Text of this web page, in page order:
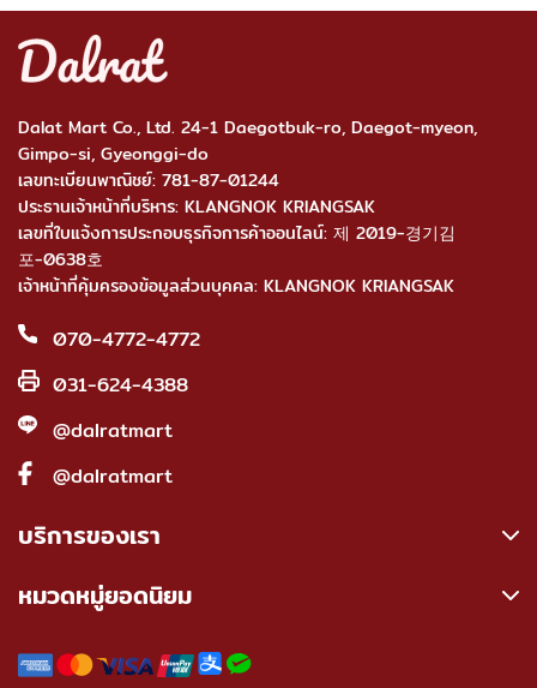
Dalat Mart Co., Ltd. 24-1 Daegotbuk-ro, Daegot-myeon,
Gimpo-si, Gyeonggi-do
เลขทะเบียนพาณิชย์: 781-87-01244
ประธานเจ้าหน้าที่บริหาร: KLANGNOK KRIANGSAK
เลขที่ใบแจ้งการประกอบธุรกิจการค้าออนไลน์: 제 2019-경기김
포-0638호
เจ้าหน้าที่คุ้มครองข้อมูลส่วนบุคคล: KLANGNOK KRIANGSAK
070-4772-4772
031-624-4388
@dalratmart
@dalratmart
บริการของเรา
หมวดหมู่ยอดนิยม